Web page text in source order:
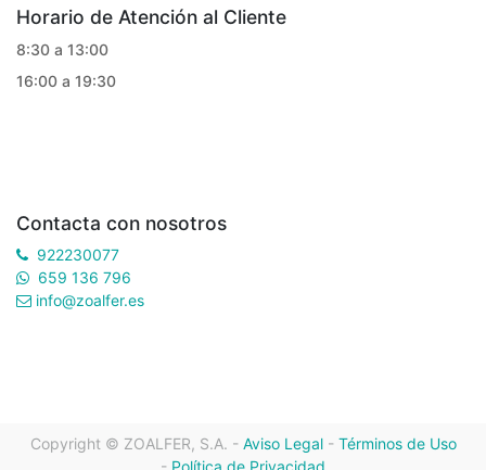
Horario de Atención al Cliente
8:30 a 13:00
16:00 a 19:30
Contacta con nosotros
922230077
659 136 796
info@zoalfer.es
Copyright © ZOALFER, S.A. - Aviso Legal - Términos de Uso
- Política de Privacidad